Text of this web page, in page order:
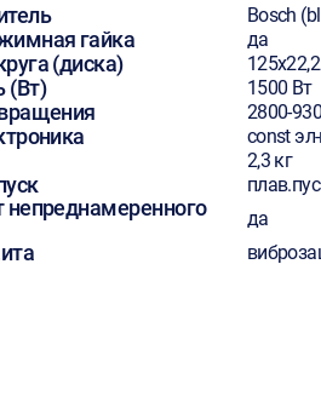
Bosch
гайка да
(диска)
(Вт) 1500 Вт
2800-
const
2,3 кг
непреднамеренного
да